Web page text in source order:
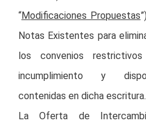
“Modificaciones Propuestas
Notas Existentes para
los convenios
incumplimiento y
contenidas en dicha escritura.
La Oferta de